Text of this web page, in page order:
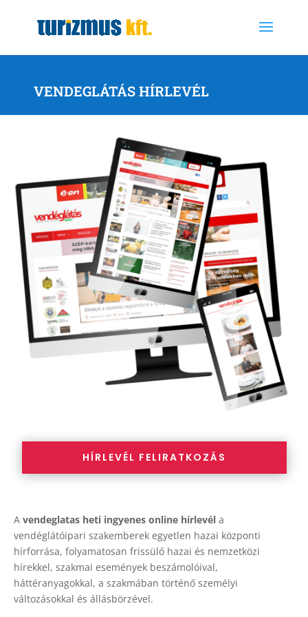
VENDEGLÁTÁS HÍRLEVÉL
HÍRLEVÉL FELIRATKOZÁS
A vendeglatas heti ingyenes online hírlevél a
vendéglátóipari szakemberek egyetlen hazai központi
hírforrása, folyamatosan frissülő hazai és nemzetközi
hírekkel, szakmai események beszámolóival,
háttéranyagokkal, a szakmában történő személyi
változásokkal és állásbörzével.